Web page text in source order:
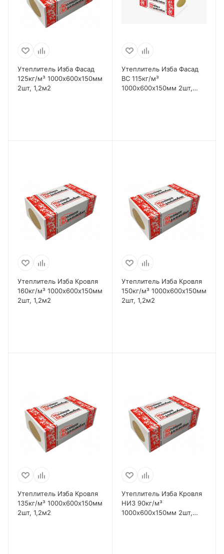
Утеплитель Изба Фасад
125кг/м³ 1000х600х150мм
2шт, 1,2м2
Утеплитель Изба Фасад
ВС 115кг/м³
1000х600х150мм 2шт,
Утеплитель Изба Кровля
160кг/м³ 1000х600х150мм
2шт, 1,2м2
Утеплитель Изба Кровля
150кг/м³ 1000х600х150мм
2шт, 1,2м2
Утеплитель Изба Кровля
135кг/м³ 1000х600х150мм
2шт, 1,2м2
Утеплитель Изба Кровля
НИЗ 90кг/м³
1000х600х150мм 2шт,